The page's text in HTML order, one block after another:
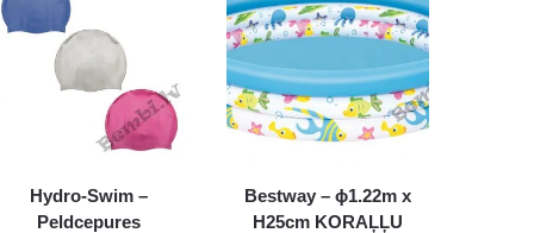
Hydro-Swim –
Peldcepures
Bestway – ϕ1.22m x
H25cm KORAĻĻU